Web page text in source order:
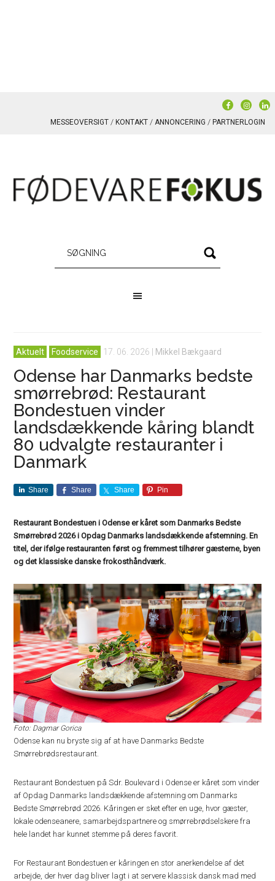
MESSEOVERSIGT KONTAKT ANNONCERING PARTNERLOGIN
Aktuelt Foodservice 17. 06. 2026 Mikkel Bækgaard
Odense har Danmarks bedste
smørrebrød: Restaurant
Bondestuen vinder
landsdækkende kåring blandt
80 udvalgte restauranter i
Danmark
Share Share Share Pin
Restaurant Bondestuen i Odense er kåret som Danmarks Bedste
Smørrebrød 2026 i Opdag Danmarks landsdækkende afstemning. En
titel, der ifølge restauranten først og fremmest tilhører gæsterne, byen
og det klassiske danske frokosthåndværk.
Foto: Dagmar Gorica
Odense kan nu bryste sig af at have Danmarks Bedste
Smørrebrødsrestaurant.
Restaurant Bondestuen på Sdr. Boulevard i Odense er kåret som vinder
af Opdag Danmarks landsdækkende afstemning om Danmarks
Bedste Smørrebrød 2026. Kåringen er sket efter en uge, hvor gæster,
lokale odenseanere, samarbejdspartnere og smørrebrødselskere fra
hele landet har kunnet stemme på deres favorit.
For Restaurant Bondestuen er kåringen en stor anerkendelse af det
arbejde, der hver dag bliver lagt i at servere klassisk dansk mad med